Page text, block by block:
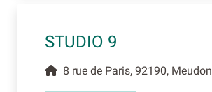
STUDIO 9
8 rue de Paris, 92190, Meudon